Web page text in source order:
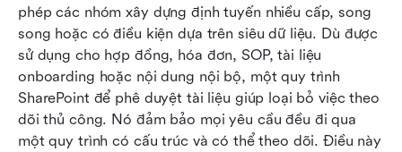
phép các nhóm xây dựng định tuyến nhiều cấp, song
song hoặc có điều kiện dựa trên siêu dữ liệu. Dù được
sử dụng cho hợp đồng, hóa đơn, SOP, tài liệu
onboarding hoặc nội dung nội bộ, một quy trình
SharePoint để phê duyệt tài liệu giúp loại bỏ việc theo
dõi thủ công. Nó đảm bảo mọi yêu cầu đều đi qua
một quy trình có cấu trúc và có thể theo dõi. Điều này